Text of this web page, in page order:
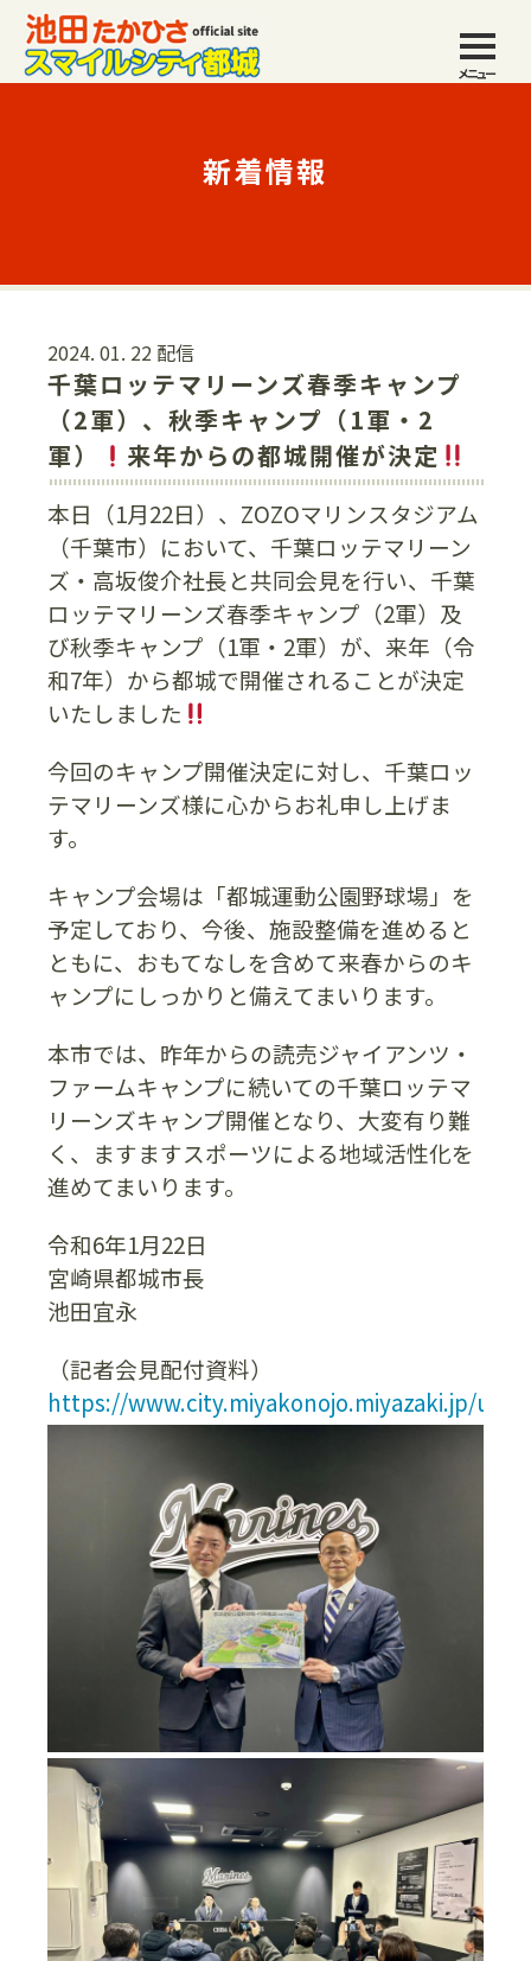
メニュー
新着情報
2024. 01. 22 配信
千葉ロッテマリーンズ春季キャンプ
（2軍）、秋季キャンプ（1軍・2
軍）
来年からの都城開催が決定
本日（1月22日）、ZOZOマリンスタジアム
（千葉市）において、千葉ロッテマリーン
ズ・高坂俊介社長と共同会見を行い、千葉
ロッテマリーンズ春季キャンプ（2軍）及
び秋季キャンプ（1軍・2軍）が、来年（令
和7年）から都城で開催されることが決定
いたしました
今回のキャンプ開催決定に対し、千葉ロッ
テマリーンズ様に心からお礼申し上げま
す。
キャンプ会場は「都城運動公園野球場」を
予定しており、今後、施設整備を進めると
ともに、おもてなしを含めて来春からのキ
ャンプにしっかりと備えてまいります。
本市では、昨年からの読売ジャイアンツ・
ファームキャンプに続いての千葉ロッテマ
リーンズキャンプ開催となり、大変有り難
く、ますますスポーツによる地域活性化を
進めてまいります。
令和6年1月22日
宮崎県都城市長
池田宜永
（記者会見配付資料）
https://www.city.miyakonojo.miyazaki.jp/